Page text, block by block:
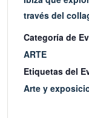
través del
Categoría de
ARTE
Etiquetas del
Arte y